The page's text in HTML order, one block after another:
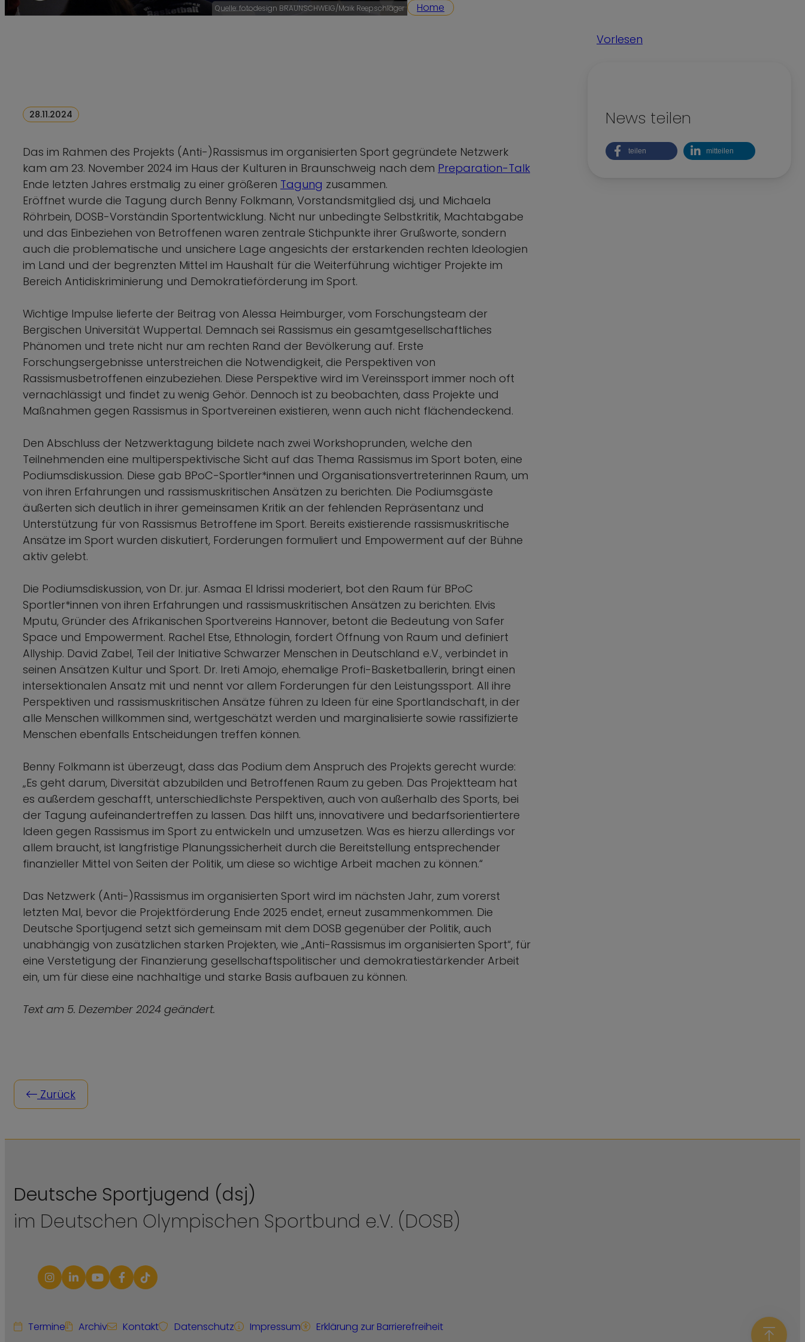
Nachhaltigkeit
Quelle: fotodesign BRAUNSCHWEIG/Maik Reepschläger Home
28.11.2024
Das im Rahmen des Projekts (Anti-)Rassismus im organisierten Sport gegründete Netzwerk
kam am 23. November 2024 im Haus der Kulturen in Braunschweig nach dem Preparation-Talk
Ende letzten Jahres erstmalig zu einer größeren Tagung zusammen.
Eröffnet wurde die Tagung durch Benny Folkmann, Vorstandsmitglied dsj, und Michaela
Röhrbein, DOSB-Vorständin Sportentwicklung. Nicht nur unbedingte Selbstkritik, Machtabgabe
und das Einbeziehen von Betroffenen waren zentrale Stichpunkte ihrer Grußworte, sondern
auch die problematische und unsichere Lage angesichts der erstarkenden rechten Ideologien
im Land und der begrenzten Mittel im Haushalt für die Weiterführung wichtiger Projekte im
Bereich Antidiskriminierung und Demokratieförderung im Sport.
Wichtige Impulse lieferte der Beitrag von Alessa Heimburger, vom Forschungsteam der
Bergischen Universität Wuppertal. Demnach sei Rassismus ein gesamtgesellschaftliches
Phänomen und trete nicht nur am rechten Rand der Bevölkerung auf. Erste
Forschungsergebnisse unterstreichen die Notwendigkeit, die Perspektiven von
Rassismusbetroffenen einzubeziehen. Diese Perspektive wird im Vereinssport immer noch oft
vernachlässigt und findet zu wenig Gehör. Dennoch ist zu beobachten, dass Projekte und
Maßnahmen gegen Rassismus in Sportvereinen existieren, wenn auch nicht flächendeckend.
Den Abschluss der Netzwerktagung bildete nach zwei Workshoprunden, welche den
Teilnehmenden eine multiperspektivische Sicht auf das Thema Rassismus im Sport boten, eine
Podiumsdiskussion. Diese gab BPoC-Sportler*innen und Organisationsvertreterinnen Raum, um
von ihren Erfahrungen und rassismuskritischen Ansätzen zu berichten. Die Podiumsgäste
äußerten sich deutlich in ihrer gemeinsamen Kritik an der fehlenden Repräsentanz und
Unterstützung für von Rassismus Betroffene im Sport. Bereits existierende rassismuskritische
Ansätze im Sport wurden diskutiert, Forderungen formuliert und Empowerment auf der Bühne
aktiv gelebt.
Die Podiumsdiskussion, von Dr. jur. Asmaa El Idrissi moderiert, bot den Raum für BPoC
Sportler*innen von ihren Erfahrungen und rassismuskritischen Ansätzen zu berichten. Elvis
Mputu, Gründer des Afrikanischen Sportvereins Hannover, betont die Bedeutung von Safer
Space und Empowerment. Rachel Etse, Ethnologin, fordert Öffnung von Raum und definiert
Allyship. David Zabel, Teil der Initiative Schwarzer Menschen in Deutschland e.V., verbindet in
seinen Ansätzen Kultur und Sport. Dr. Ireti Amojo, ehemalige Profi-Basketballerin, bringt einen
intersektionalen Ansatz mit und nennt vor allem Forderungen für den Leistungssport. All ihre
Perspektiven und rassismuskritischen Ansätze führen zu Ideen für eine Sportlandschaft, in der
alle Menschen willkommen sind, wertgeschätzt werden und marginalisierte sowie rassifizierte
Menschen ebenfalls Entscheidungen treffen können.
Benny Folkmann ist überzeugt, dass das Podium dem Anspruch des Projekts gerecht wurde:
„Es geht darum, Diversität abzubilden und Betroffenen Raum zu geben. Das Projektteam hat
es außerdem geschafft, unterschiedlichste Perspektiven, auch von außerhalb des Sports, bei
der Tagung aufeinandertreffen zu lassen. Das hilft uns, innovativere und bedarfsorientiertere
Ideen gegen Rassismus im Sport zu entwickeln und umzusetzen. Was es hierzu allerdings vor
allem braucht, ist langfristige Planungssicherheit durch die Bereitstellung entsprechender
finanzieller Mittel von Seiten der Politik, um diese so wichtige Arbeit machen zu können.“
Das Netzwerk (Anti-)Rassismus im organisierten Sport wird im nächsten Jahr, zum vorerst
letzten Mal, bevor die Projektförderung Ende 2025 endet, erneut zusammenkommen. Die
Deutsche Sportjugend setzt sich gemeinsam mit dem DOSB gegenüber der Politik, auch
unabhängig von zusätzlichen starken Projekten, wie „Anti-Rassismus im organisierten Sport“, für
eine Verstetigung der Finanzierung gesellschaftspolitischer und demokratiestärkender Arbeit
ein, um für diese eine nachhaltige und starke Basis aufbauen zu können.
Text am 5. Dezember 2024 geändert.
Zurück
Vorlesen
News teilen
teilen mitteilen
Deutsche Sportjugend (dsj)
im Deutschen Olympischen Sportbund e.V. (DOSB)
Termine Archiv Kontakt Datenschutz Impressum Erklärung zur Barrierefreiheit